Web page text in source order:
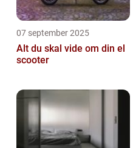
07 september 2025
Alt du skal vide om din el
scooter